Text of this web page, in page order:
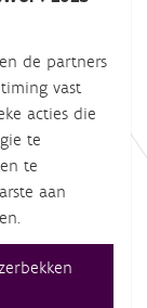
de partners
vast
acties die
te
te
aan